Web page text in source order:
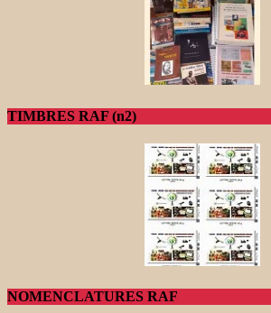
TIMBRES RAF (n2)
NOMENCLATURES RAF